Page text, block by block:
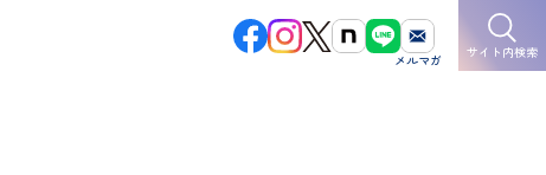
サイト内検索